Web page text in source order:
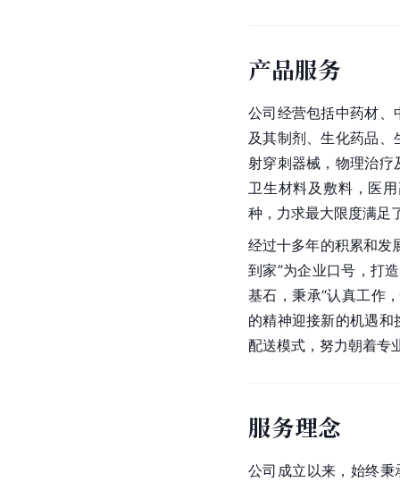
产品服务
公司经营包括中药材、
及其制剂、生化药品
射穿刺器械，物理治疗
卫生材料及 敷料 ，医用
种，力求最大限度满足
经过十多年的积累和发
到家”为企业口号，打
基石，秉承“认真工作
的精神迎接新的机遇
配送模式，努力朝着专
服务理念
公司成立以来，始终秉